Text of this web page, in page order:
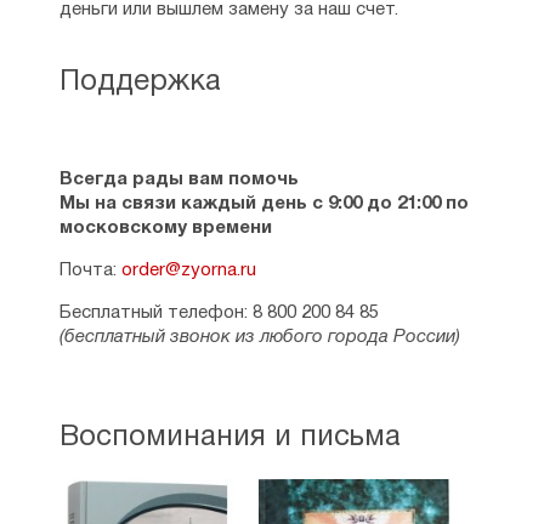
Поддержка
Всегда рады вам помочь
Мы на связи каждый день с 9:00 до 21:00 по
московскому времени
Почта: order@zyorna.ru
Бесплатный телефон: 8 800 200 84 85
(бесплатный звонок из любого города России)
деньги или вышлем замену за наш счет.
Воспоминания и письма